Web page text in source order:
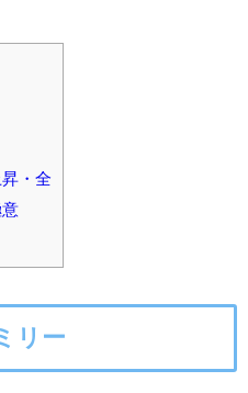
・全
リー